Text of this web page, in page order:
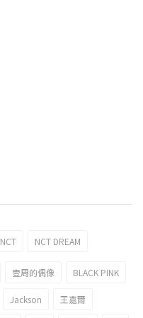
NCT NCT DREAM
壹周的偶像 BLACK PINK
Jackson 王嘉爾